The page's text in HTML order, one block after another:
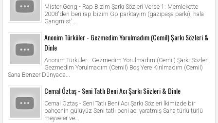
Mister Geng - Rap Bizim Şarkı Sözleri Verse 1: Memlekette
2008'den beri rap bizim Gp parktayım (gazipaşa parkı), hala
Gangmist'...
Anonim Türküler - Gezmedim Yorulmadım (Cemil) Şarkı Sözleri &
Dinle
Anonim Türküler - Gezmedim Yorulmadım (Cemil) Şarkı Sözleri
Gezmedim Yorulmadım (Cemil) Boş Yere Kırılmadım (Cemil)
Sana Benzer Dünyada...
Cemal Öztaş - Seni Tatlı Beni Acı Şarkı Sözleri & Dinle
Cemal Öztaş - Seni Tatlı Beni Acı Şarkı Sözleri İkimizde bir
bahçenin gülüyüz Seni tatlı beni acı yaratmış Sana türlü türlü
meyveler ve...